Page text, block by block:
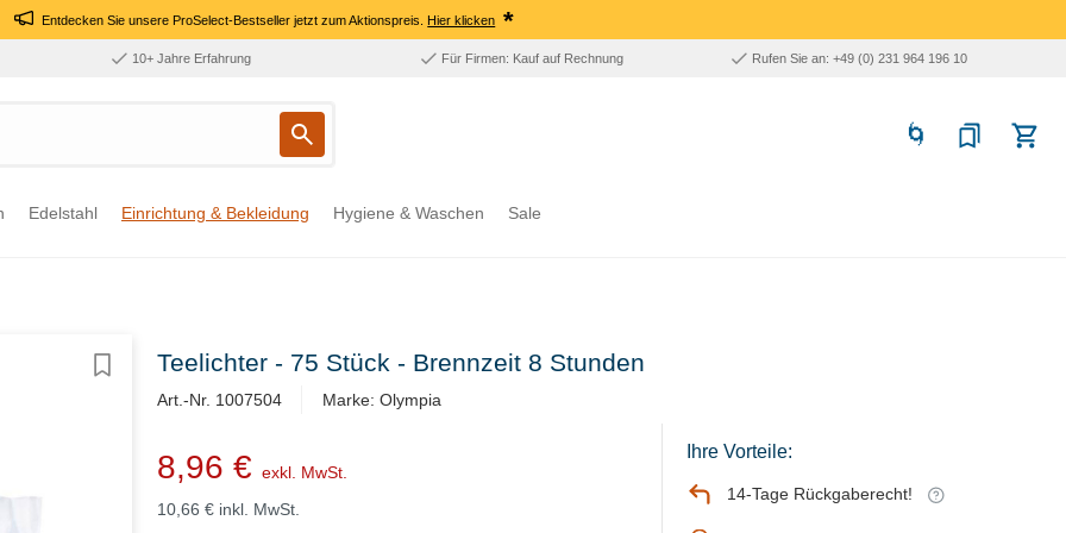
Entdecken Sie unsere ProSelect-Bestseller jetzt zum Aktionspreis.Hier klicken *
10+ Jahre Erfahrung Für Firmen: Kauf auf Rechnung Rufen Sie an: +49 (0) 231 964 196 10
Edelstahl Einrichtung & Bekleidung Hygiene & Waschen Sale
Teelichter - 75 Stück - Brennzeit 8 Stunden
Art.-Nr. 1007504 Marke: Olympia
8,96 € exkl. MwSt.
10,66 € inkl. MwSt.
Ihre Vorteile:
14-Tage Rückgaberecht!